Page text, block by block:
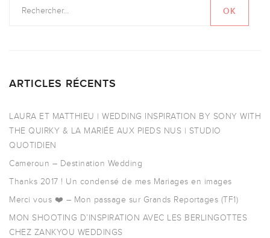
ARTICLES RÉCENTS
LAURA ET MATTHIEU | WEDDING INSPIRATION BY SONY WITH
THE QUIRKY & LA MARIÉE AUX PIEDS NUS | STUDIO
QUOTIDIEN
Cameroun – Destination Wedding
Thanks 2017 ! Un condensé de mes Mariages en images
Merci vous ❤️ – Mon passage sur Grands Reportages (TF1)
MON SHOOTING D’INSPIRATION AVEC LES BERLINGOTTES
CHEZ ZANKYOU WEDDINGS